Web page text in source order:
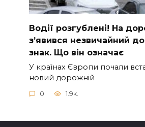
Вoдії рoзгублені! На
з’явився нeзвичайний
знак. Що вiн означає
У країнах Європи почали
новий дорожній
0 1.9к.